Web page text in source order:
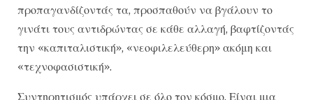
προπαγανδίζοντάς τα, προσπαθούν να βγάλουν το
γινάτι τους αντιδρώντας σε κάθε αλλαγή, βαφτίζοντάς
την «καπιταλιστική», «νεοφιλελεύθερη» ακόμη και
«τεχνοφασιστική».
Συντηρητισμός υπάρχει σε όλο τον κόσμο. Είναι μια